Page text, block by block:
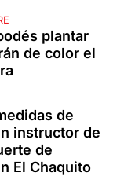
plantar
de color el
de
instructor de
de
El Chaquito